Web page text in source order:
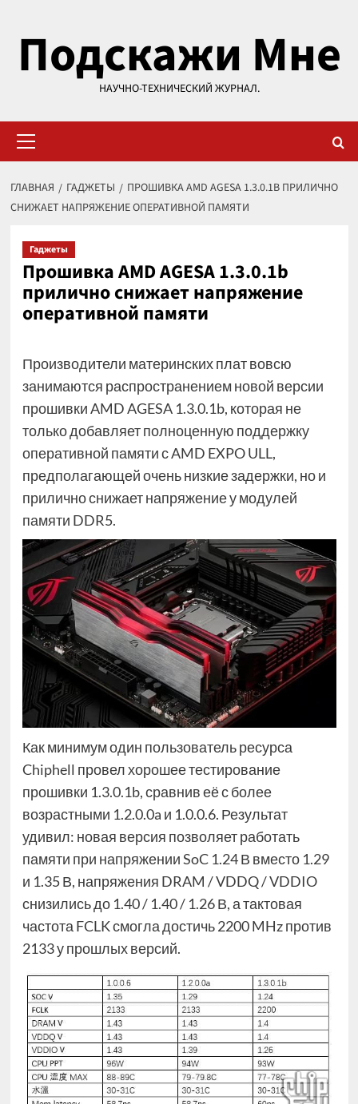
содержимому
Подскажи Мне
НАУЧНО-ТЕХНИЧЕСКИЙ ЖУРНАЛ.
меню
ГЛАВНАЯ ГАДЖЕТЫ
ПРОШИВКА AMD AGESA 1.3.0.1B ПРИЛИЧНО
СНИЖАЕТ НАПРЯЖЕНИЕ ОПЕРАТИВНОЙ ПАМЯТИ
Гаджеты
Прошивка AMD AGESA 1.3.0.1b
прилично снижает напряжение
оперативной памяти
Производители материнских плат вовсю
занимаются распространением новой версии
прошивки AMD AGESA 1.3.0.1b, которая не
только добавляет полноценную поддержку
оперативной памяти с AMD EXPO ULL,
предполагающей очень низкие задержки, но и
прилично снижает напряжение у модулей
памяти DDR5.
Как минимум один пользователь ресурса
Chiphell провел хорошее тестирование
прошивки 1.3.0.1b, сравнив её с более
возрастными 1.2.0.0a и 1.0.0.6. Результат
удивил: новая версия позволяет работать
памяти при напряжении SoC 1.24 В вместо 1.29
и 1.35 В, напряжения DRAM / VDDQ / VDDIO
снизились до 1.40 / 1.40 / 1.26 В, а тактовая
частота FCLK смогла достичь 2200 MHz против
2133 у прошлых версий.